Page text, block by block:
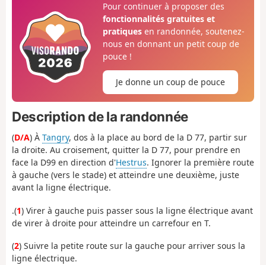
Pour continuer à proposer des
fonctionnalités gratuites et
pratiquesen randonnée, soutenez-
nous en donnant un petit coup de
pouce !
Je donne un coup de pouce
Description de la randonnée
(D/A) À Tangry, dos à la place au bord de la D 77, partir sur
la droite. Au croisement, quitter la D 77, pour prendre en
face la D99 en direction d'Hestrus. Ignorer la première route
à gauche (vers le stade) et atteindre une deuxième, juste
avant la ligne électrique.
.(1) Virer à gauche puis passer sous la ligne électrique avant
de virer à droite pour atteindre un carrefour en T.
(2) Suivre la petite route sur la gauche pour arriver sous la
ligne électrique.